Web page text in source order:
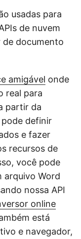
usadas para
de nuvem
de documento
amigável onde
real para
partir da
definir
e fazer
recursos de
você pode
arquivo Word
nossa API
online
está
e navegador,